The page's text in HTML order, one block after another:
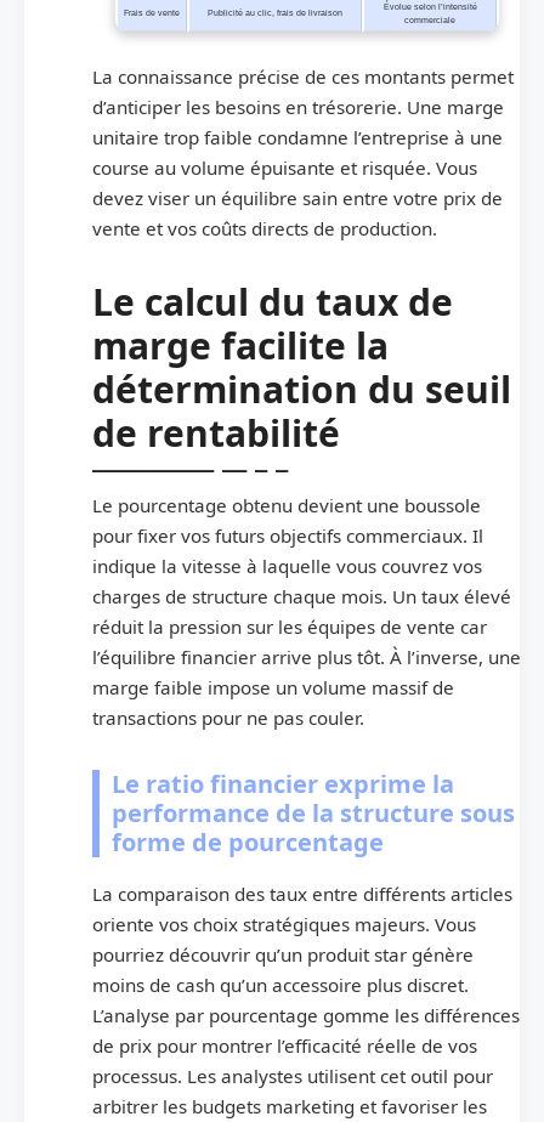
Frais de vente Publicité au clic, frais de livraison
Évolue selon l’intensité
commerciale
La connaissance précise de ces montants permet
d’anticiper les besoins en trésorerie. Une marge
unitaire trop faible condamne l’entreprise à une
course au volume épuisante et risquée. Vous
devez viser un équilibre sain entre votre prix de
vente et vos coûts directs de production.
Le calcul du taux de
marge facilite la
détermination du seuil
de rentabilité
Le pourcentage obtenu devient une boussole
pour fixer vos futurs objectifs commerciaux. Il
indique la vitesse à laquelle vous couvrez vos
charges de structure chaque mois. Un taux élevé
réduit la pression sur les équipes de vente car
l’équilibre financier arrive plus tôt. À l’inverse, une
marge faible impose un volume massif de
transactions pour ne pas couler.
Le ratio financier exprime la
performance de la structure sous
forme de pourcentage
La comparaison des taux entre différents articles
oriente vos choix stratégiques majeurs. Vous
pourriez découvrir qu’un produit star génère
moins de cash qu’un accessoire plus discret.
L’analyse par pourcentage gomme les différences
de prix pour montrer l’efficacité réelle de vos
processus. Les analystes utilisent cet outil pour
arbitrer les budgets marketing et favoriser les